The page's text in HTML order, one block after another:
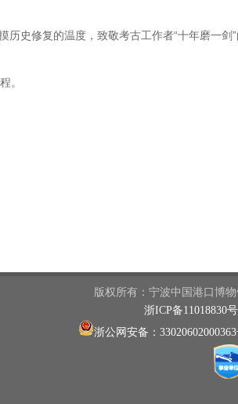
史修复的温度，致敬考古工作者“十年磨一剑”
。
版权所有：宁波中国港口博
浙ICP备11018830
浙公网安备：